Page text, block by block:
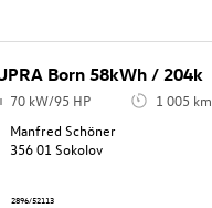
Born 58kWh / 204k
70 kW/95 HP 1 005 km
Manfred Schöner
356 01 Sokolov
2896/52113